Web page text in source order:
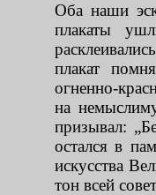
Оба наши
плакаты
плакат
огненно-
на
призывал:
остался в
искусства
тон всей